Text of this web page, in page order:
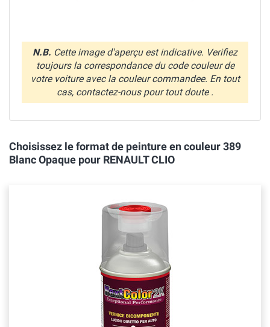
N.B. Cette image d'aperçu est indicative. Verifiez
toujours la correspondance du code couleur de
votre voiture avec la couleur commandee. En tout
cas, contactez-nous pour tout doute .
Choisissez le format de peinture en couleur 389
Blanc Opaque pour RENAULT CLIO